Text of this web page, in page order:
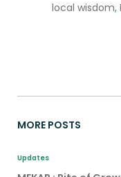
local wisdom,
MORE POSTS
Updates